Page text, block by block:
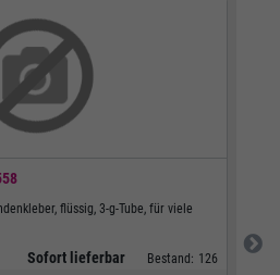
flüssig, 3-g-Tube, für viele
Sofort lieferbar Bestand: 126